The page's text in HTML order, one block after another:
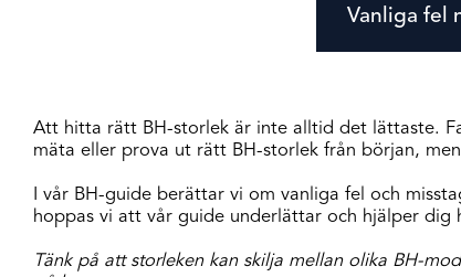
Vanliga fel
Att hitta rätt BH-storlek är inte alltid det lättaste.
mäta eller prova ut rätt BH-storlek från början,
I vår BH-guide berättar vi om vanliga fel och
hoppas vi att vår guide underlättar och hjälper
Tänk på att storleken kan skilja mellan olika BH-